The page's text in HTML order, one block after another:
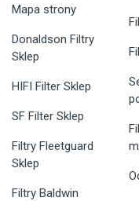
Mapa strony
Donaldson Filtry
Sklep
HIFI Filter Sklep
SF Filter Sklep
Filtry Fleetguard
Sklep
Filtry Baldwin